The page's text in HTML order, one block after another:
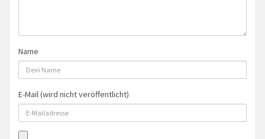
Name
E-Mail (wird nicht veröffentlicht)